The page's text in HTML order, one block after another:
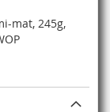
mat, 245g,